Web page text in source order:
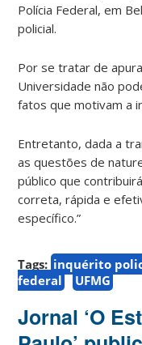
Polícia Federal, em
policial.
Por se tratar de
Universidade não
fatos que motivam a
Entretanto, dada a
as questões de
público que
correta, rápida e
específico.”
Tags: inquérito
federal
UFMG
Jornal ‘O